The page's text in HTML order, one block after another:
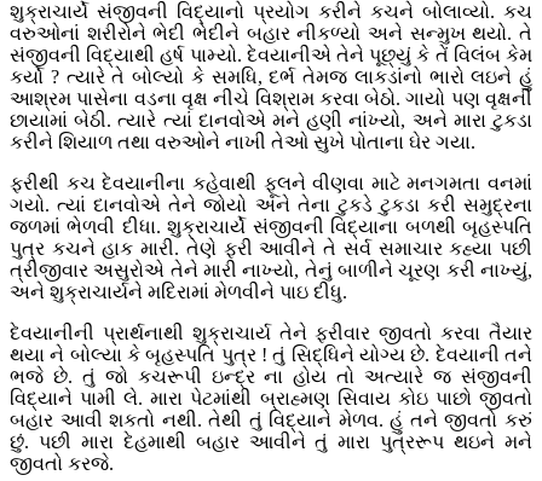
શુક્રાચાર્યે સંજીવની વિદ્યાનો પ્રયોગ કરીને કચને બોલાવ્યો. કચ
વરુઓનાં શરીરોને ભેદી ભેદીને બહાર નીકળ્યો અને સન્મુખ થયો. તે
સંજીવની વિદ્યાથી હર્ષ પામ્યો. દેવયાનીએ તેને પૂછ્યું કે તેં વિલંબ કેમ
કર્યો ? ત્યારે તે બોલ્યો કે સમધિ, દર્ભ તેમજ લાકડાંનો ભારો લઇને હું
આશ્રમ પાસેના વડના વૃક્ષ નીચે વિશ્રામ કરવા બેઠો. ગાયો પણ વૃક્ષની
છાયામાં બેઠી. ત્યારે ત્યાં દાનવોએ મને હણી નાંખ્યો, અને મારા ટુકડા
કરીને શિયાળ તથા વરુઓને નાખી તેઓ સુખે પોતાના ઘેર ગયા.
ફરીથી કચ દેવયાનીના કહેવાથી ફૂલને વીણવા માટે મનગમતા વનમાં
ગયો. ત્યાં દાનવોએ તેને જોયો અને તેના ટુકડે ટુકડા કરી સમુદ્રના
જળમાં ભેળવી દીધા. શુક્રાચાર્યે સંજીવની વિદ્યાના બળથી બૃહસ્પતિ
પુત્ર કચને હાક મારી. તેણે ફરી આવીને તે સર્વ સમાચાર કહ્યા પછી
ત્રીજીવાર અસુરોએ તેને મારી નાખ્યો, તેનું બાળીને ચૂરણ કરી નાખ્યું,
અને શુક્રાચાર્યને મદિરામાં મેળવીને પાઇ દીધુ.
દેવયાનીની પ્રાર્થનાથી શુક્રાચાર્ય તેને ફરીવાર જીવતો કરવા તૈયાર
થયા ને બોલ્યા કે બૃહસ્પતિ પુત્ર ! તું સિદ્ધિને યોગ્ય છે. દેવયાની તને
ભજે છે. તું જો કચરૂપી ઇન્દ્ર ના હોય તો અત્યારે જ સંજીવની
વિદ્યાને પામી લે. મારા પેટમાંથી બ્રાહ્મણ સિવાય કોઇ પાછો જીવતો
બહાર આવી શકતો નથી. તેથી તું વિદ્યાને મેળવ. હું તને જીવતો કરું
છું. પછી મારા દેહમાથી બહાર આવીને તું મારા પુત્રરૂપ થઇને મને
જીવતો કરજે.